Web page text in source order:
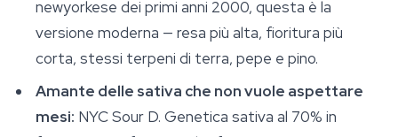
newyorkese dei primi anni 2000, questa è la
versione moderna — resa più alta, fioritura più
corta, stessi terpeni di terra, pepe e pino.
Amante delle sativa che non vuole aspettare
mesi: NYC Sour D. Genetica sativa al 70% in